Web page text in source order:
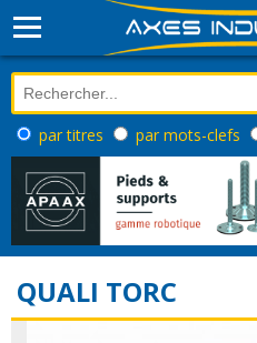
par titres par mots-clefs
QUALI TORC